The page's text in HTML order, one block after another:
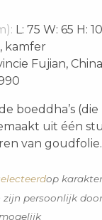
L: 75 W: 65 H:
kamfer
Fujian, China
boeddha’s
uit één
van goudfolie.
op
zijn persoonlijk